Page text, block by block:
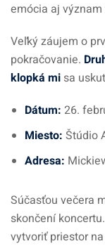
emócia aj význam
Veľký záujem o
pokračovanie.
klopká mi sa
Dátum: 26.
Miesto: Štúdio
Adresa:
Súčasťou večera
skončení
vytvoriť priestor